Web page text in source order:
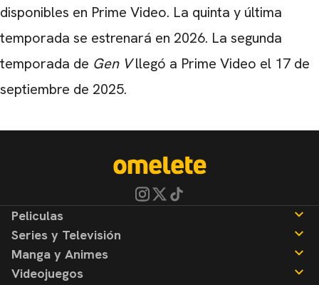
disponibles en Prime Video. La quinta y última
temporada se estrenará en 2026. La segunda
temporada de Gen Vllegó a Prime Video el 17 de
septiembre de 2025.
Peliculas
Noticias
Reseñas
Series y Televisión
Noticias
Reseñas
Manga y Animes
Noticias
Videojuegos